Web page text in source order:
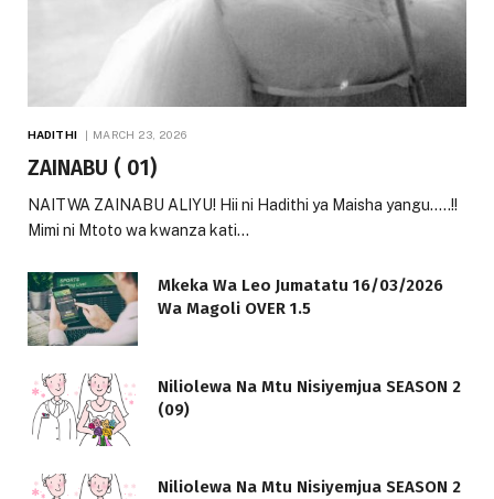
HADITHI MARCH 23, 2026
ZAINABU ( 01)
NAITWA ZAINABU ALIYU! Hii ni Hadithi ya Maisha yangu…..!!
Mimi ni Mtoto wa kwanza kati…
Mkeka Wa Leo Jumatatu 16/03/2026
Wa Magoli OVER 1.5
Niliolewa Na Mtu Nisiyemjua SEASON 2
(09)
Niliolewa Na Mtu Nisiyemjua SEASON 2